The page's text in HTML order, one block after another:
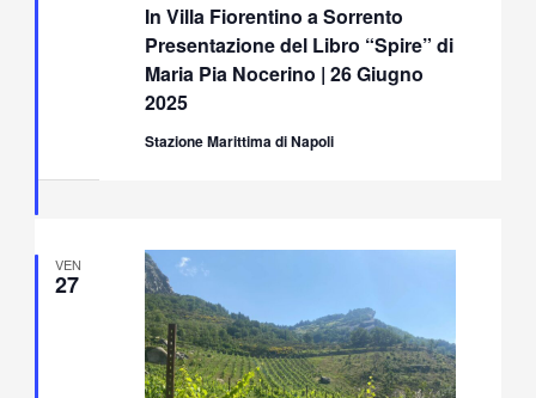
In Villa Fiorentino a Sorrento
Presentazione del Libro “Spire” di
Maria Pia Nocerino | 26 Giugno
2025
Stazione Marittima di Napoli
VEN
27